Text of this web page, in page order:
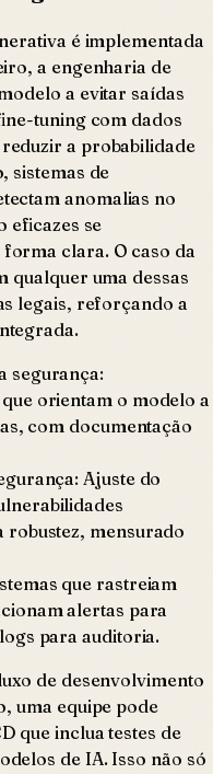
é implementada
a engenharia de
a evitar saídas
tuning com dados
a probabilidade
sistemas de
anomalias no
eficazes se
clara. O caso da
qualquer uma dessas
legais, reforçando a
segurança:
orientam o modelo a
com documentação
Ajuste do
mensurado
que rastreiam
alertas para
para auditoria.
de desenvolvimento
uma equipe pode
que inclua testes de
de IA. Isso não só